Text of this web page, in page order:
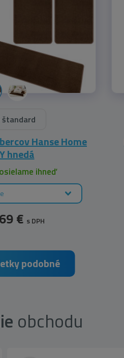
Hanse Home
hnedá
ihneď
€ s DPH
podobné
obchodu